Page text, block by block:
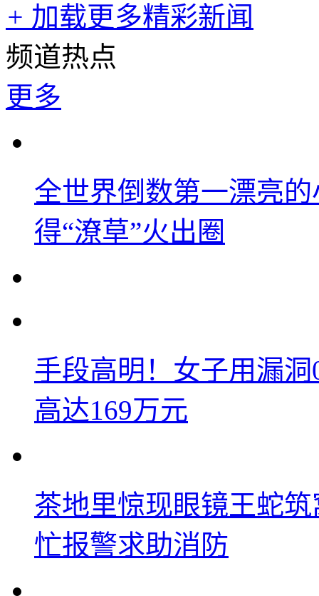
+ 加载更多精彩新闻
频道热点
更多
全世界倒数第一漂亮
得“潦草”火出圈
手段高明！女子用漏
高达169万元
茶地里惊现眼镜王蛇
忙报警求助消防